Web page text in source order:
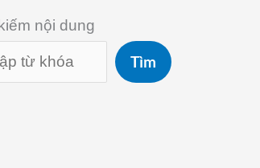
nội dung
Tìm